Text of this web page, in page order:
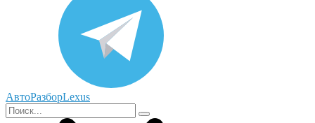
АвтоРазборLexus